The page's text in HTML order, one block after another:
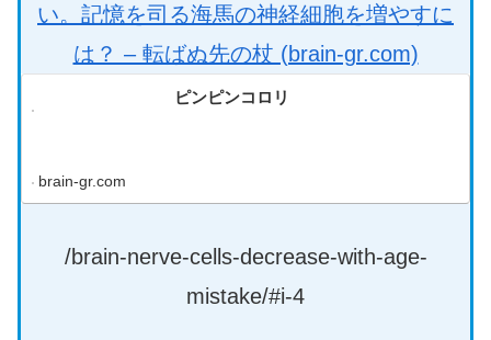
い。記憶を司る海馬の神経細胞を増やすに
は？ – 転ばぬ先の杖 (brain-gr.com)
ピンピンコロリ
brain-gr.com
/brain-nerve-cells-decrease-with-age-
mistake/#i-4